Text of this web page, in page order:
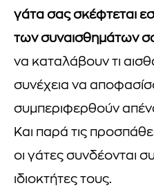
γάτα σας σκέφτεται
των συναισθημάτων
να καταλάβουν τι
συνέχεια να
συμπεριφερθούν
Και παρά τις
οι γάτες συνδέονται
ιδιοκτήτες τους.